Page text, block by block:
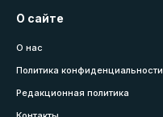
О сайте
О нас
Политика конфиденциальности
Редакционная политика